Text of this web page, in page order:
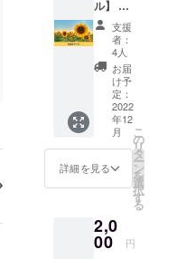
完了。
※有効期
限は
2023年
1月〜6
月の間
に10投
稿まで
です。
※公序良
する投
稿、
販売や
企業イ
ターン
実行の
流れ》
添削し
てほし
いツ
イート
をDMに
て個別
に確
改善点
のアド
ていた
だきま
にて調
整させ
ていた
だきま
す。 時
間：90
分間 場
所：
zoomに
て開催
（動作
環境：
PC／ス
交流で
きる権
利で
す。 日
程：
2023年
1月開催
予定 場
所：愛
知県内
※日時や
場所の
ファン
ディン
グ終了
ル】 ひ
まわり
コーチ
りょう
じをた
だただ
応援し
たい人
向けの
リター
ンで
す。 熱
いお礼
のメー
送りさ
せてい
ただき
支援
者：
4人
お届
け予
定：
2022
年12
月
詳細を見る
こ
の
リ
タ
ー
ン
を
選
択
す
る
2,0
00 円